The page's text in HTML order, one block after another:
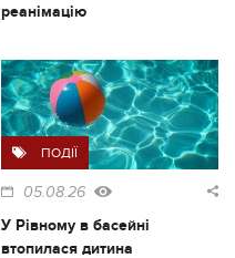
реанімацію
ПОДІЇ
05.08.26
У Рівному в басейні
втопилася дитина